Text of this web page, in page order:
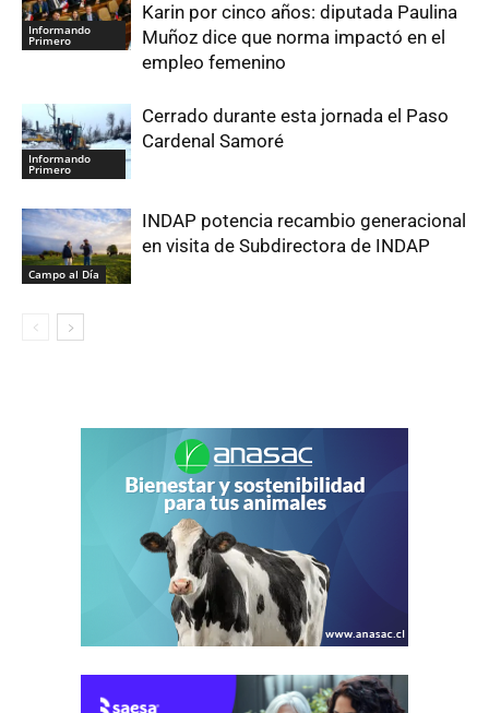
Informando
Primero
Karin por cinco años: diputada Paulina
Muñoz dice que norma impactó en el
empleo femenino
Informando
Primero
Cerrado durante esta jornada el Paso
Cardenal Samoré
Campo al Día
INDAP potencia recambio generacional
en visita de Subdirectora de INDAP